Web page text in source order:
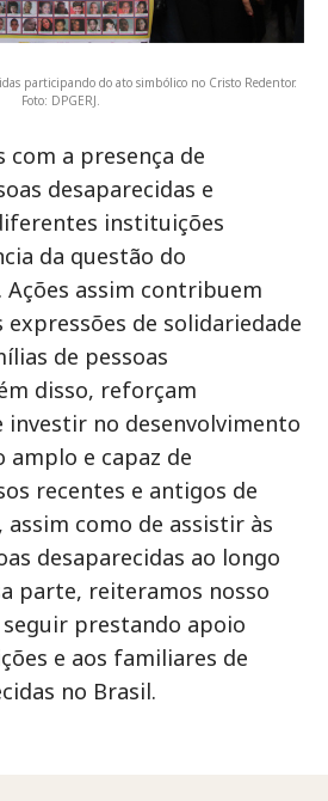
participando do ato simbólico no Cristo Redentor.
Foto: DPGERJ.
com a presença de
desaparecidas e
instituições
da questão do
assim contribuem
de solidariedade
de pessoas
disso, reforçam
investir no desenvolvimento
amplo e capaz de
recentes e antigos de
como de assistir às
desaparecidas ao longo
parte, reiteramos nosso
prestando apoio
e aos familiares de
no Brasil.